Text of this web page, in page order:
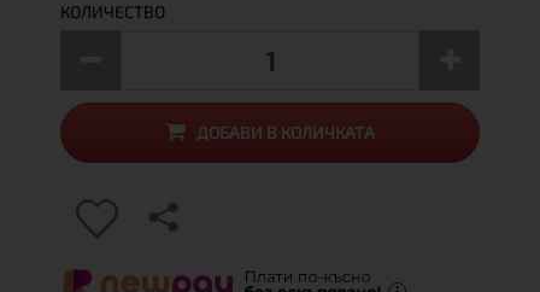
КОЛИЧЕСТВО
ДОБАВИ В КОЛИЧКАТА